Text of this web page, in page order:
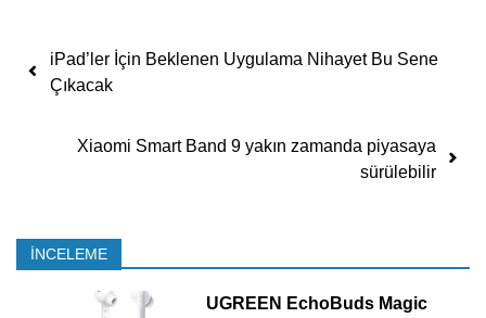
Yazı dolaşımı
iPad’ler İçin Beklenen Uygulama Nihayet Bu Sene
Çıkacak
Xiaomi Smart Band 9 yakın zamanda piyasaya
sürülebilir
İNCELEME
UGREEN EchoBuds Magic